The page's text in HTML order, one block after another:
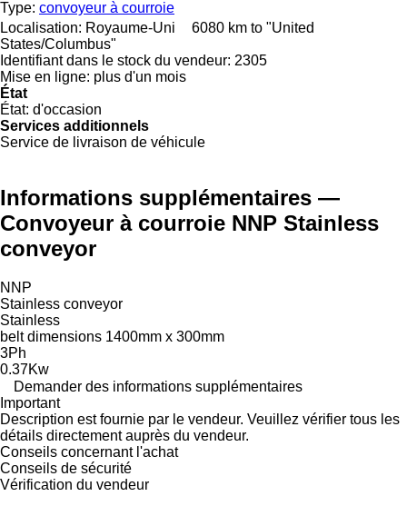
Type: convoyeur à courroie
Localisation: Royaume-Uni
6080 km to "United
States/Columbus"
Identifiant dans le stock du vendeur: 2305
Mise en ligne: plus d'un mois
État
État: d'occasion
Services additionnels
Service de livraison de véhicule
Informations supplémentaires —
Convoyeur à courroie NNP Stainless
conveyor
NNP
Stainless conveyor
Stainless
belt dimensions 1400mm x 300mm
3Ph
0.37Kw
Demander des informations supplémentaires
Important
Description est fournie par le vendeur. Veuillez vérifier tous les
détails directement auprès du vendeur.
Conseils concernant l'achat
Conseils de sécurité
Vérification du vendeur